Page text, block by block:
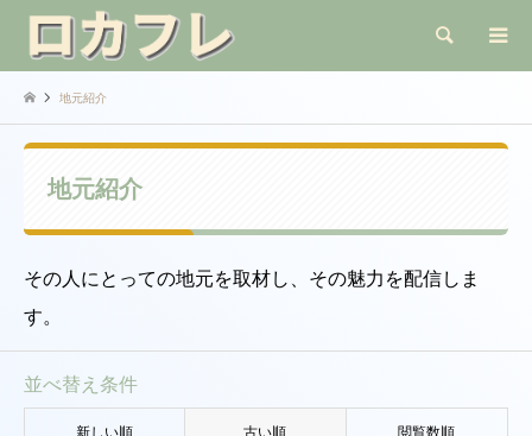
検索
地元紹介
地元紹介
その人にとっての地元を取材し、その魅力を配信しま
す。
並べ替え条件
新しい順 古い順 閲覧数順